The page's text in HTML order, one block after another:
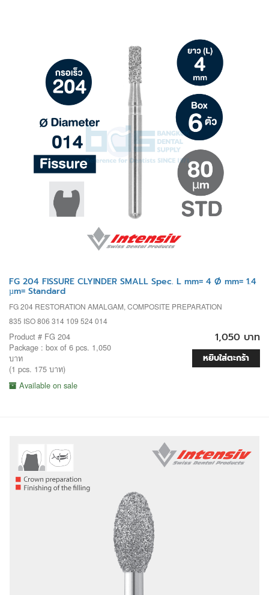
FG 204 FISSURE CLYINDER SMALL Spec. L mm= 4 Ø mm= 1.4
µm= Standard
FG 204 RESTORATION AMALGAM, COMPOSITE PREPARATION
835 ISO 806 314 109 524 014
Product # FG 204
Package : box of 6 pcs. 1,050
บาท
(1 pcs. 175 บาท)
Available on sale
1,050 บาท
หยิบใส่ตะกร้า